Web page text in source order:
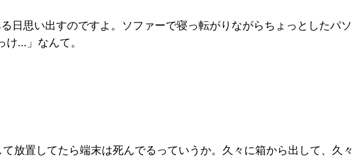
思い出すのですよ。ソファーで寝っ転がりながらちょっとしたパソ
け…」なんて。
放置してたら端末は死んでるっていうか。久々に箱から出して、久